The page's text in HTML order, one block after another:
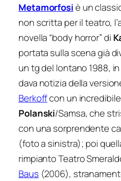
Metamorfosiè un
non scritta per il teatro,
novella “body horror” di
portata sulla scena già
un tg del lontano 1988,
dava notizia della
Berkoffcon un incredibile
Polanski/Samsa, che
con una sorprendente
(foto a sinistra); poi
rimpianto Teatro
Baus (2006),